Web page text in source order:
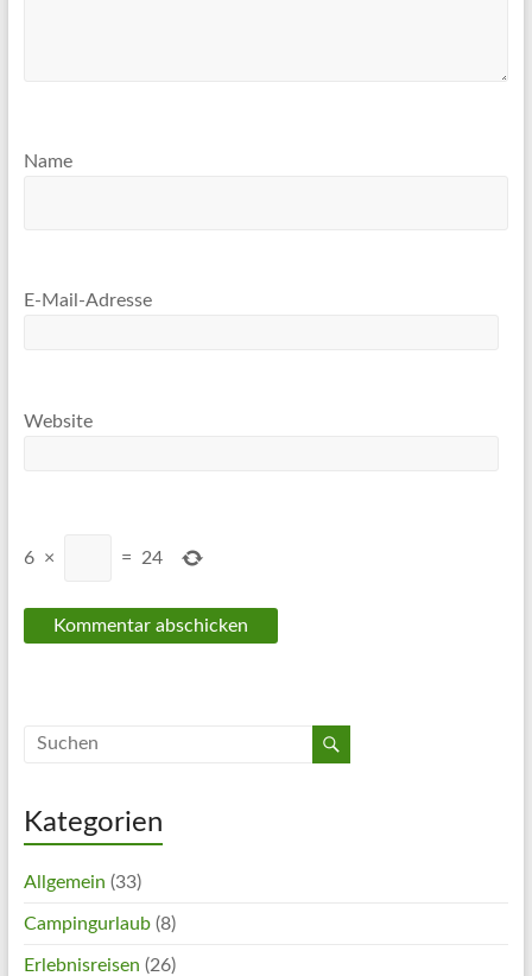
Name
E-Mail-Adresse
Website
6 × = 24
Kategorien
Allgemein (33)
Campingurlaub(8)
Erlebnisreisen (26)